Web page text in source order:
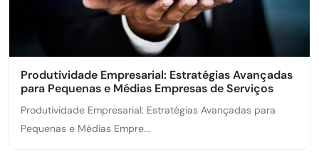
Produtividade Empresarial: Estratégias Avançadas
para Pequenas e Médias Empresas de Serviços
Produtividade Empresarial: Estratégias Avançadas para
Pequenas e Médias Empre...